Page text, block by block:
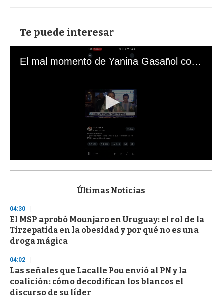
Te puede interesar
El mal momento de Yanina Gasañol con un hincha argentino en "Subrayado"
s
d
s
o
f
3
s
e
c
o
n
Últimas Noticias
04:30
El MSP aprobó Mounjaro en Uruguay: el rol de la
Tirzepatida en la obesidad y por qué no es una
droga mágica
04:02
Las señales que Lacalle Pou envió al PN y la
coalición: cómo decodifican los blancos el
discurso de su líder